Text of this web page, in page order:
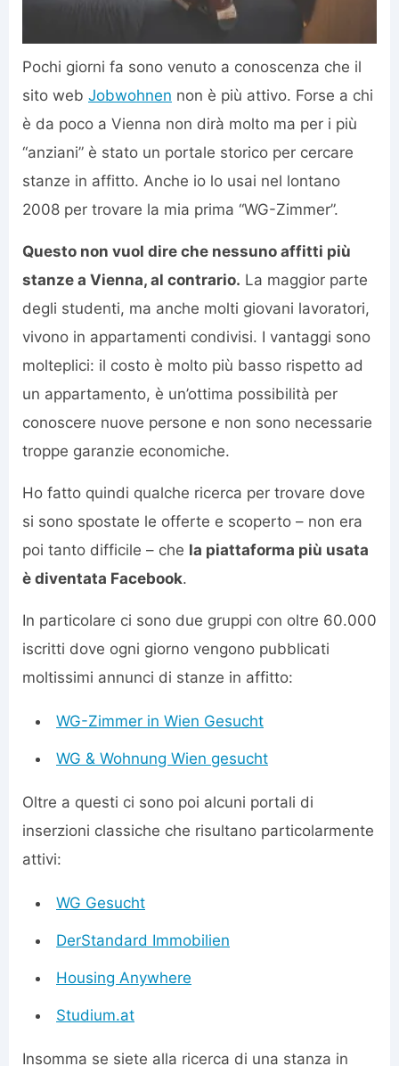
Pochi giorni fa sono venuto a conoscenza che il
sito web Jobwohnen non è più attivo. Forse a chi
è da poco a Vienna non dirà molto ma per i più
“anziani” è stato un portale storico per cercare
stanze in affitto. Anche io lo usai nel lontano
2008 per trovare la mia prima “WG-Zimmer”.
Questo non vuol dire che nessuno affitti più
stanze a Vienna, al contrario. La maggior parte
degli studenti, ma anche molti giovani lavoratori,
vivono in appartamenti condivisi. I vantaggi sono
molteplici: il costo è molto più basso rispetto ad
un appartamento, è un’ottima possibilità per
conoscere nuove persone e non sono necessarie
troppe garanzie economiche.
Ho fatto quindi qualche ricerca per trovare dove
si sono spostate le offerte e scoperto – non era
poi tanto difficile – che la piattaforma più usata
è diventata Facebook.
In particolare ci sono due gruppi con oltre 60.000
iscritti dove ogni giorno vengono pubblicati
moltissimi annunci di stanze in affitto:
WG-Zimmer in Wien Gesucht
WG & Wohnung Wien gesucht
Oltre a questi ci sono poi alcuni portali di
inserzioni classiche che risultano particolarmente
attivi:
WG Gesucht
DerStandard Immobilien
Housing Anywhere
Studium.at
Insomma se siete alla ricerca di una stanza in